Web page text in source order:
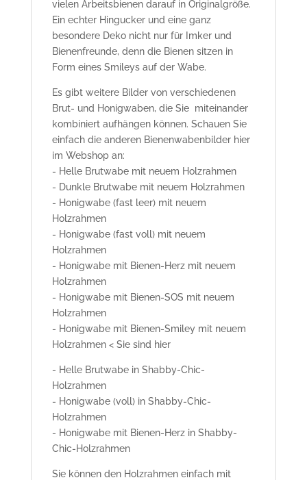
vielen Arbeitsbienen darauf in Originalgröße.
Ein echter Hingucker und eine ganz
besondere Deko nicht nur für Imker und
Bienenfreunde, denn die Bienen sitzen in
Form eines Smileys auf der Wabe.
Es gibt weitere Bilder von verschiedenen
Brut- und Honigwaben, die Sie miteinander
kombiniert aufhängen können. Schauen Sie
einfach die anderen Bienenwabenbilder hier
im Webshop an:
- Helle Brutwabe mit neuem Holzrahmen
- Dunkle Brutwabe mit neuem Holzrahmen
- Honigwabe (fast leer) mit neuem
Holzrahmen
- Honigwabe (fast voll) mit neuem
Holzrahmen
- Honigwabe mit Bienen-Herz mit neuem
Holzrahmen
- Honigwabe mit Bienen-SOS mit neuem
Holzrahmen
- Honigwabe mit Bienen-Smiley mit neuem
Holzrahmen < Sie sind hier
- Helle Brutwabe in Shabby-Chic-
Holzrahmen
- Honigwabe (voll) in Shabby-Chic-
Holzrahmen
- Honigwabe mit Bienen-Herz in Shabby-
Chic-Holzrahmen
Sie können den Holzrahmen einfach mit